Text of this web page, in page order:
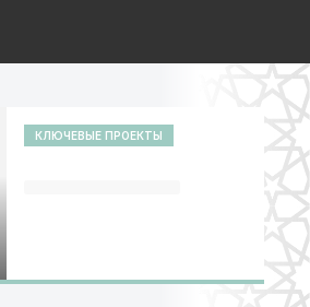
КЛЮЧЕВЫЕ ПРОЕКТЫ